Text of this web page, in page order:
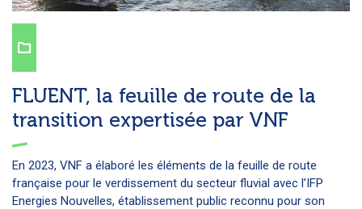
FLUENT, la feuille de route de la
transition expertisée par VNF
En 2023, VNF a élaboré les éléments de la feuille de route
française pour le verdissement du secteur fluvial avec l’IFP
Energies Nouvelles, établissement public reconnu pour son